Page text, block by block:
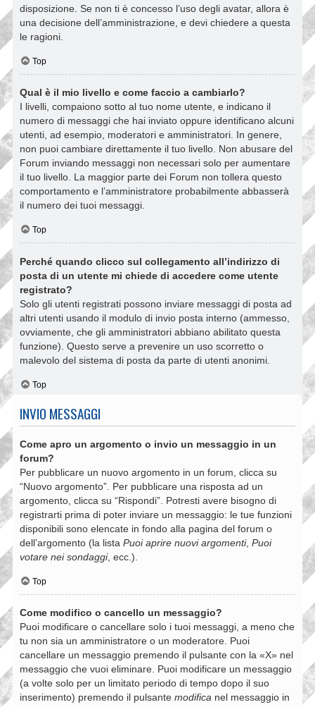
disposizione. Se non ti è concesso l’uso degli avatar, allora è
una decisione dell’amministrazione, e devi chiedere a questa
le ragioni.
Top
Qual è il mio livello e come faccio a cambiarlo?
I livelli, compaiono sotto al tuo nome utente, e indicano il
numero di messaggi che hai inviato oppure identificano alcuni
utenti, ad esempio, moderatori e amministratori. In genere,
non puoi cambiare direttamente il tuo livello. Non abusare del
Forum inviando messaggi non necessari solo per aumentare
il tuo livello. La maggior parte dei Forum non tollera questo
comportamento e l’amministratore probabilmente abbasserà
il numero dei tuoi messaggi.
Top
Perché quando clicco sul collegamento all’indirizzo di
posta di un utente mi chiede di accedere come utente
registrato?
Solo gli utenti registrati possono inviare messaggi di posta ad
altri utenti usando il modulo di invio posta interno (ammesso,
ovviamente, che gli amministratori abbiano abilitato questa
funzione). Questo serve a prevenire un uso scorretto o
malevolo del sistema di posta da parte di utenti anonimi.
Top
INVIO MESSAGGI
Come apro un argomento o invio un messaggio in un
forum?
Per pubblicare un nuovo argomento in un forum, clicca su
“Nuovo argomento”. Per pubblicare una risposta ad un
argomento, clicca su “Rispondi”. Potresti avere bisogno di
registrarti prima di poter inviare un messaggio: le tue funzioni
disponibili sono elencate in fondo alla pagina del forum o
dell’argomento (la lista Puoi aprire nuovi argomenti, Puoi
votare nei sondaggi, ecc.).
Top
Come modifico o cancello un messaggio?
Puoi modificare o cancellare solo i tuoi messaggi, a meno che
tu non sia un amministratore o un moderatore. Puoi
cancellare un messaggio premendo il pulsante con la «X» nel
messaggio che vuoi eliminare. Puoi modificare un messaggio
(a volte solo per un limitato periodo di tempo dopo il suo
inserimento) premendo il pulsante modifica nel messaggio in